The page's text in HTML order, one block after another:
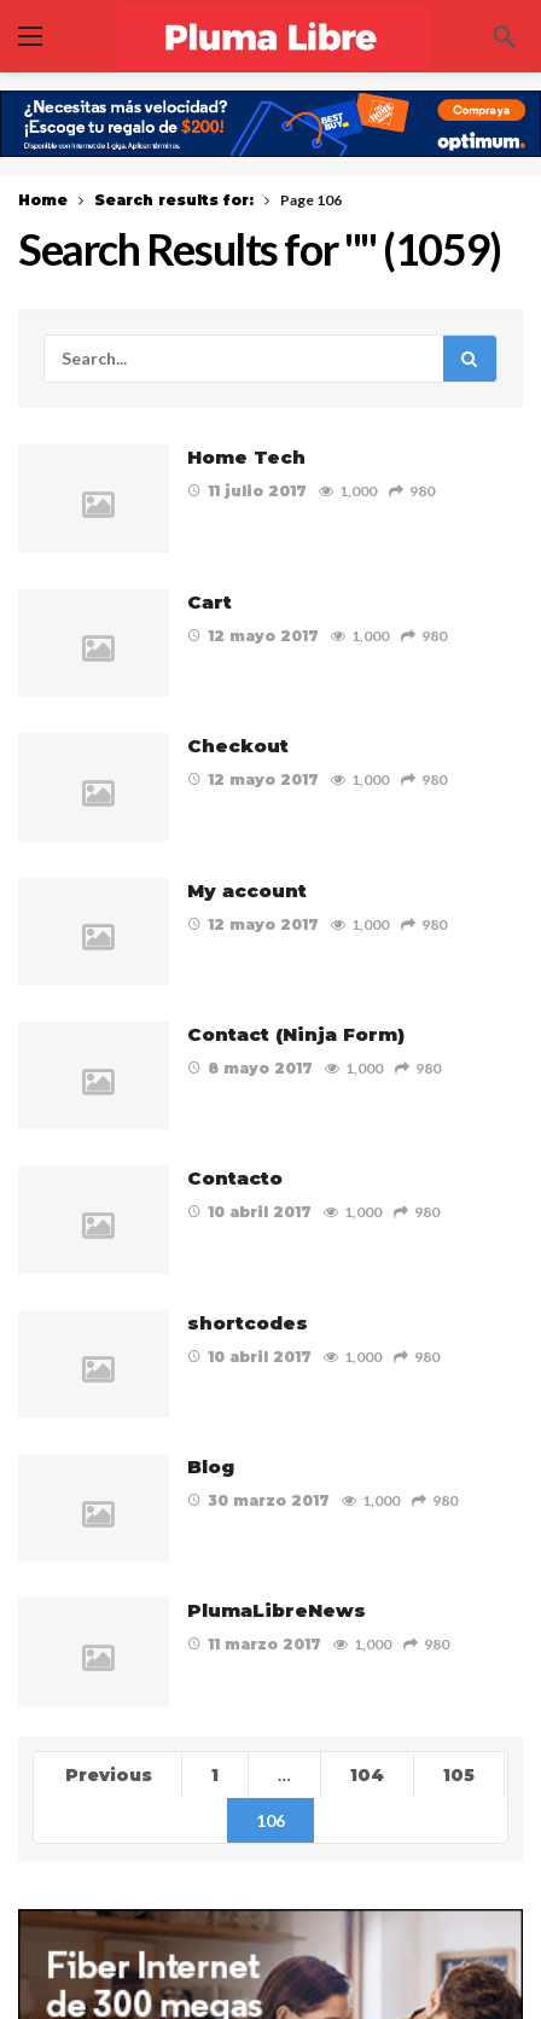
Home Search results for: Page 106
Search Results for "" (1059)
Home Tech
11 julio 2017 1,000 980
Cart
12 mayo 2017 1,000 980
Checkout
12 mayo 2017 1,000 980
My account
12 mayo 2017 1,000 980
Contact (Ninja Form)
8 mayo 2017 1,000 980
Contacto
10 abril 2017 1,000 980
shortcodes
10 abril 2017 1,000 980
Blog
30 marzo 2017 1,000 980
PlumaLibreNews
11 marzo 2017 1,000 980
Previous 1 … 104 105
106